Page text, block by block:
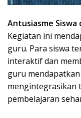
Antusiasme Siswa
Kegiatan ini
guru. Para siswa
interaktif dan
guru
mengintegrasikan
pembelajaran